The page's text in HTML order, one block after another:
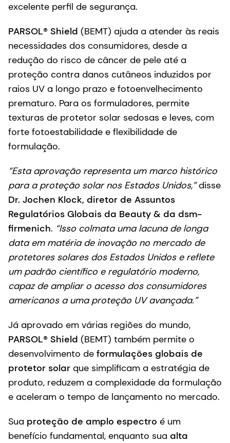
excelente perfil de segurança.
PARSOL® Shield (BEMT) ajuda a atender às reais
necessidades dos consumidores, desde a
redução do risco de câncer de pele até a
proteção contra danos cutâneos induzidos por
raios UV a longo prazo e fotoenvelhecimento
prematuro. Para os formuladores, permite
texturas de protetor solar sedosas e leves, com
forte fotoestabilidade e flexibilidade de
formulação.
“Esta aprovação representa um marco histórico
para a proteção solar nos Estados Unidos,”disse
Dr. Jochen Klock, diretor de Assuntos
Regulatórios Globais da Beauty & da dsm-
firmenich. “Isso colmata uma lacuna de longa
data em matéria de inovação no mercado de
protetores solares dos Estados Unidos e reflete
um padrão científico e regulatório moderno,
capaz de ampliar o acesso dos consumidores
americanos a uma proteção UV avançada.”
Já aprovado em várias regiões do mundo,
PARSOL® Shield (BEMT) também permite o
desenvolvimento de formulações globais de
protetor solar que simplificam a estratégia de
produto, reduzem a complexidade da formulação
e aceleram o tempo de lançamento no mercado.
Sua proteção de amplo espectro é um
benefício fundamental, enquanto sua alta